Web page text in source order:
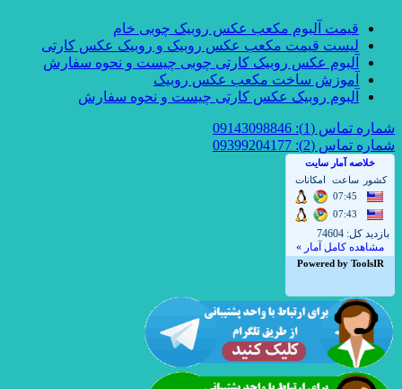
قیمت آلبوم مکعب عکس روبیک چوبی خام
لیست قیمت مکعب عکس روبیک و روبیک عکس کارتی
آلبوم عکس روبیک کارتی چوبی چیست و نحوه سفارش
آموزش ساخت مکعب عکس روبیک
آلبوم روبیک عکس کارتی چیست و نحوه سفارش
شماره تماس (1): 09143098846
شماره تماس (2): 09399204177